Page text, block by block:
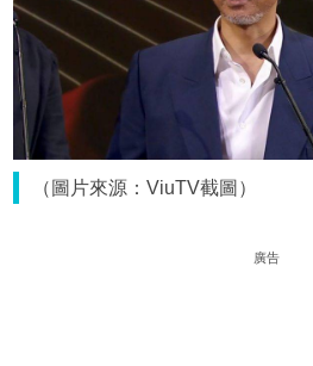
（圖片來源：ViuTV截圖）
廣告